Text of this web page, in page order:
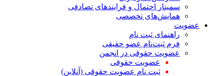
سمینار احتمال و فرایندهای تصادفی
همایش‌های تخصصی
عضویت
راهنمای ثبت نام
فرم ثبت‌نام عضو حقیقی
عضویت حقوقی در انجمن
عضویت حقوقی
ثبت نام عضویت حقوقی (آنلاین)